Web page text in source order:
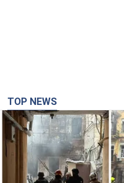
TOP NEWS